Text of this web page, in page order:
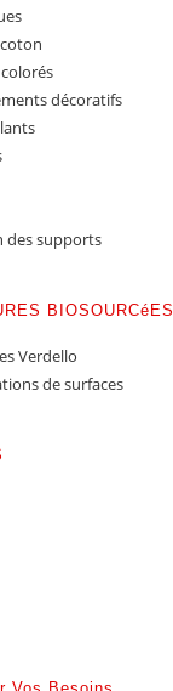
décoratifs
des supports
BIOSOURCéES
Verdello
de surfaces